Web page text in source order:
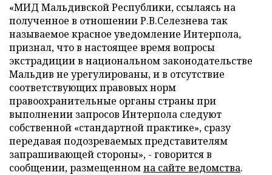
«МИД Мальдивской Республики, ссылаясь на
полученное в отношении Р.В.Селезнева так
называемое красное уведомление Интерпола,
признал, что в настоящее время вопросы
экстрадиции в национальном законодательстве
Мальдив не урегулированы, и в отсутствие
соответствующих правовых норм
правоохранительные органы страны при
выполнении запросов Интерпола следуют
собственной «стандартной практике», сразу
передавая подозреваемых представителям
запрашивающей стороны», - говорится в
сообщении, размещенномна сайте ведомства.